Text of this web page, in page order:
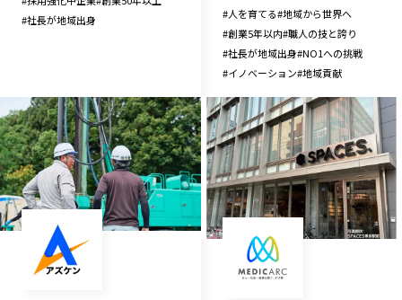
#社長が地域出身
#人を育てる#地域から世界へ
#創業5年以内#職人の技と誇り
#社長が地域出身#NO1への挑戦
#イノベーション#地域貢献